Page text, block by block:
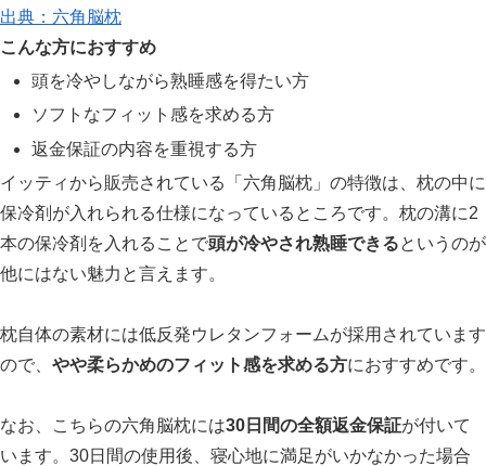
出典：六角脳枕
こんな方におすすめ
頭を冷やしながら熟睡感を得たい方
ソフトなフィット感を求める方
返金保証の内容を重視する方
イッティから販売されている「六角脳枕」の特徴は、枕の中に
保冷剤が入れられる仕様になっているところです。枕の溝に2
本の保冷剤を入れることで頭が冷やされ熟睡できるというのが
他にはない魅力と言えます。
枕自体の素材には低反発ウレタンフォームが採用されています
ので、 やや柔らかめのフィット感を求める方におすすめです。
なお、こちらの六角脳枕には30日間の全額返金保証が付いて
います。30日間の使用後、寝心地に満足がいかなかった場合